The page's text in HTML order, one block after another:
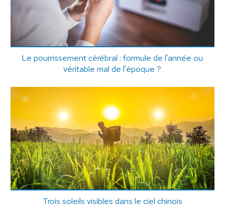
Le pourrissement cérébral : formule de l'année ou
véritable mal de l'époque ?
Trois soleils visibles dans le ciel chinois